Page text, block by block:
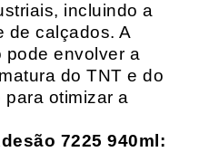
incluindo a
de calçados. A
pode envolver a
do TNT e do
otimizar a
7225 940ml: